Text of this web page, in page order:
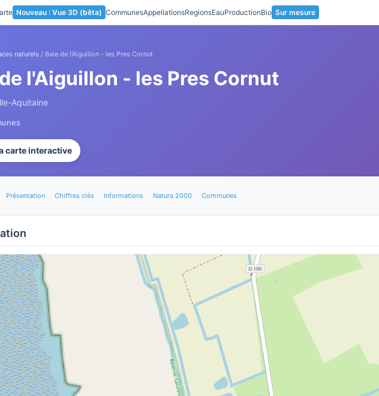
Nouveau : Vue 3D (bêta) CommunesAppellationsRegionsEauProductionBio Sur mesure
naturels / Baie de l'Aiguillon - les Pres Cornut
l'Aiguillon - les Pres Cornut
Aquitaine
carte interactive
Présentation Chiffres clés Informations Natura 2000 Communes